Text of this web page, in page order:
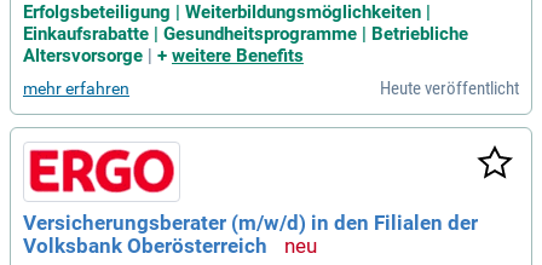
Erfolgsbeteiligung | Weiterbildungsmöglichkeiten |
Einkaufsrabatte | Gesundheitsprogramme | Betriebliche
Altersvorsorge
+ weitere Benefits
mehr erfahren Heute veröffentlicht
Versicherungsberater (m/w/d) in den Filialen der
Volksbank Oberösterreich